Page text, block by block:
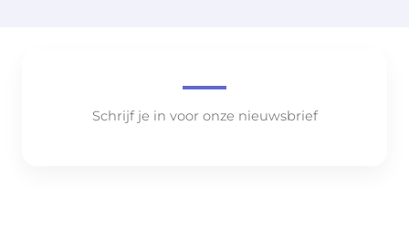
Schrijf je in voor onze nieuwsbrief